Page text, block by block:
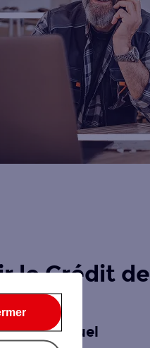
le Crédit de
ponctuel